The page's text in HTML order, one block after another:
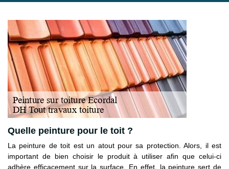
Quelle peinture pour le toit ?
La peinture de toit est un atout pour sa protection. Alors, il est
important de bien choisir le produit à utiliser afin que celui-ci
adhère efficacement sur la surface. En effet, la peinture sert de